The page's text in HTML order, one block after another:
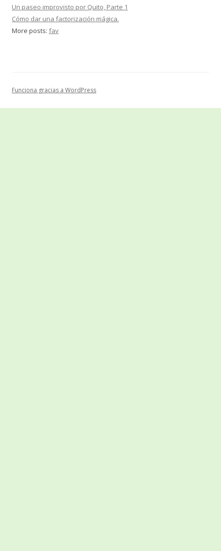
Un paseo improvisto por Quito, Parte 1
Cómo dar una factorización mágica.
More posts: fav
Funciona gracias a WordPress